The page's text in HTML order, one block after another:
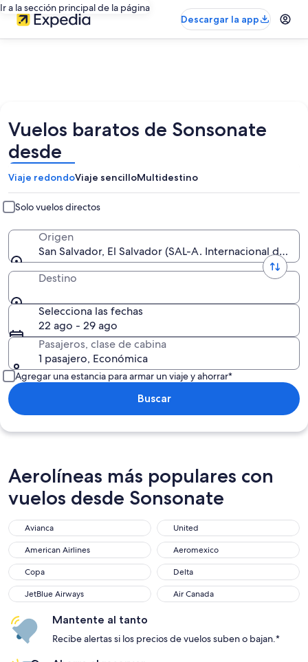
Ir a la sección principal de la página
Descargar la app
Vuelos baratos de Sonsonate
desde
Viaje redondoViaje sencilloMultidestino
Solo vuelos directos
Origen
San Salvador, El Salvador (SAL-A. Internacional de El
Destino
Selecciona las fechas
22 ago - 29 ago
Pasajeros, clase de cabina
1 pasajero, Económica
Agregar una estancia para armar un viaje y ahorrar*
Buscar
Aerolíneas más populares con
vuelos desde Sonsonate
Avianca
United
American Airlines
Aeromexico
Copa
Delta
JetBlue Airways
Air Canada
Mantente al tanto
Recibe alertas si los precios de vuelos suben o bajan.*